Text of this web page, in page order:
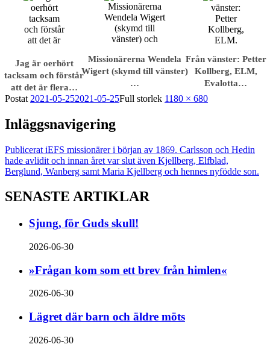
Jag är oerhört
tacksam och förstår
att det är flera…
Missionärerna Wendela
Wigert (skymd till vänster)
…
Från vänster: Petter
Kollberg, ELM,
Evalotta…
Postat 2021-05-252021-05-25Full storlek 1180 × 680
Inläggsnavigering
Publicerat iEFS missionärer i början av 1869. Carlsson och Hedin
hade avlidit och innan året var slut även Kjellberg, Elfblad,
Berglund, Wanberg samt Maria Kjellberg och hennes nyfödde son.
SENASTE ARTIKLAR
Sjung, för Guds skull!
2026-06-30
»Frågan kom som ett brev från himlen«
2026-06-30
Lägret där barn och äldre möts
2026-06-30